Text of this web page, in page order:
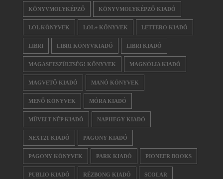
KÖNYVMOLYKÉPZŐ KÖNYVMOLYKÉPZŐ KIADÓ
LOL KÖNYVEK LOL+ KÖNYVEK LETTERO KIADÓ
LIBRI LIBRI KÖNYVKIADÓ LIBRI KIADÓ
MAGASFESZÜLTSÉG! KÖNYVEK MAGNÓLIA KIADÓ
MAGVETŐ KIADÓ MANÓ KÖNYVEK
MENŐ KÖNYVEK MÓRA KIADÓ
MŰVELT NÉP KIADÓ NAPHEGY KIADÓ
NEXT21 KIADÓ PAGONY KIADÓ
PAGONY KÖNYVEK PARK KIADÓ PIONEER BOOKS
PUBLIO KIADÓ RÉZBONG KIADÓ SCOLAR